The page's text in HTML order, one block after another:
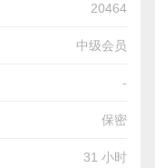
20464
中级会员
-
保密
31 小时